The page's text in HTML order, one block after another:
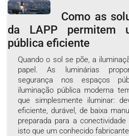
Skip
content
Como as
da LAPP permitem
pública eficiente
Quando o sol se põe, a
papel. As luminárias
segurança nos espaços
iluminação pública moderna
que simplesmente iluminar:
eficiente, durável, de baixa
preparada para a
isto que um conhecido